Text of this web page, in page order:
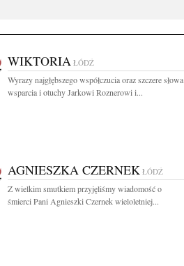
WIKTORIA ŁÓDŹ
Wyrazy najgłębszego współczucia oraz szczere słowa
wsparcia i otuchy Jarkowi Roznerowi i...
AGNIESZKA CZERNEK ŁÓDŹ
Z wielkim smutkiem przyjęliśmy wiadomość o
śmierci Pani Agnieszki Czernek wieloletniej...